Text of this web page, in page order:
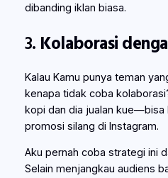
dibanding iklan biasa.
3. Kolaborasi
Kalau Kamu punya teman
kenapa tidak coba
kopi dan dia jualan kue—bisa
promosi silang di Instagram.
Aku pernah coba strategi ini
Selain menjangkau audiens